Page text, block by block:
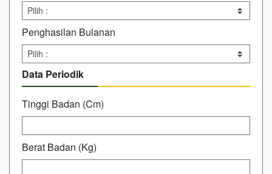
Penghasilan Bulanan
Data Periodik
Tinggi Badan (Cm)
Berat Badan (Kg)